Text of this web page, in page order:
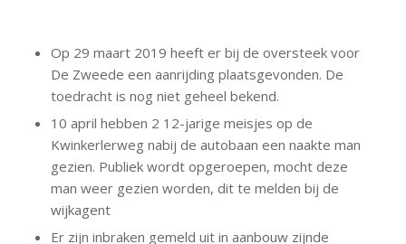
Op 29 maart 2019 heeft er bij de oversteek voor
De Zweede een aanrijding plaatsgevonden. De
toedracht is nog niet geheel bekend.
10 april hebben 2 12-jarige meisjes op de
Kwinkerlerweg nabij de autobaan een naakte man
gezien. Publiek wordt opgeroepen, mocht deze
man weer gezien worden, dit te melden bij de
wijkagent
Er zijn inbraken gemeld uit in aanbouw zijnde